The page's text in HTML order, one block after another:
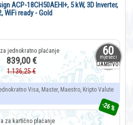
60
mjeseci
JAMSTVO
ACP-18CH50AEHI+, 5 kW, 3D Inverter,
WiFi ready - Gold
839,00 €
1.136,25 €
Visa, Master, Maestro, Kripto Valute
-26 %